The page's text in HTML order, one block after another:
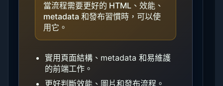
當流程需要更好的 HTML、效能、
metadata 和發布習慣時，可以使
用它。
實用頁面結構、metadata 和易維護
的前端工作。
更好判斷效能、圖片和發布流程。